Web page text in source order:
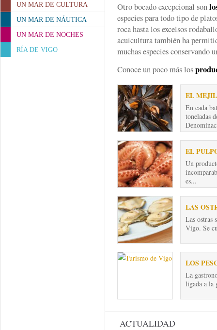
UN MAR DE CULTURA
UN MAR DE NÁUTICA
UN MAR DE NOCHES
RÍA DE VIGO
Otro bocado excepcional son
especies para todo tipo de
roca hasta los excelsos
acuicultura también ha
muchas especies conservando
Conoce un poco más los
EL
En cada
toneladas
EL
Un
es...
LAS
Las ostras
Vigo. Se
LOS
La
ligada a la
ACTUALIDAD